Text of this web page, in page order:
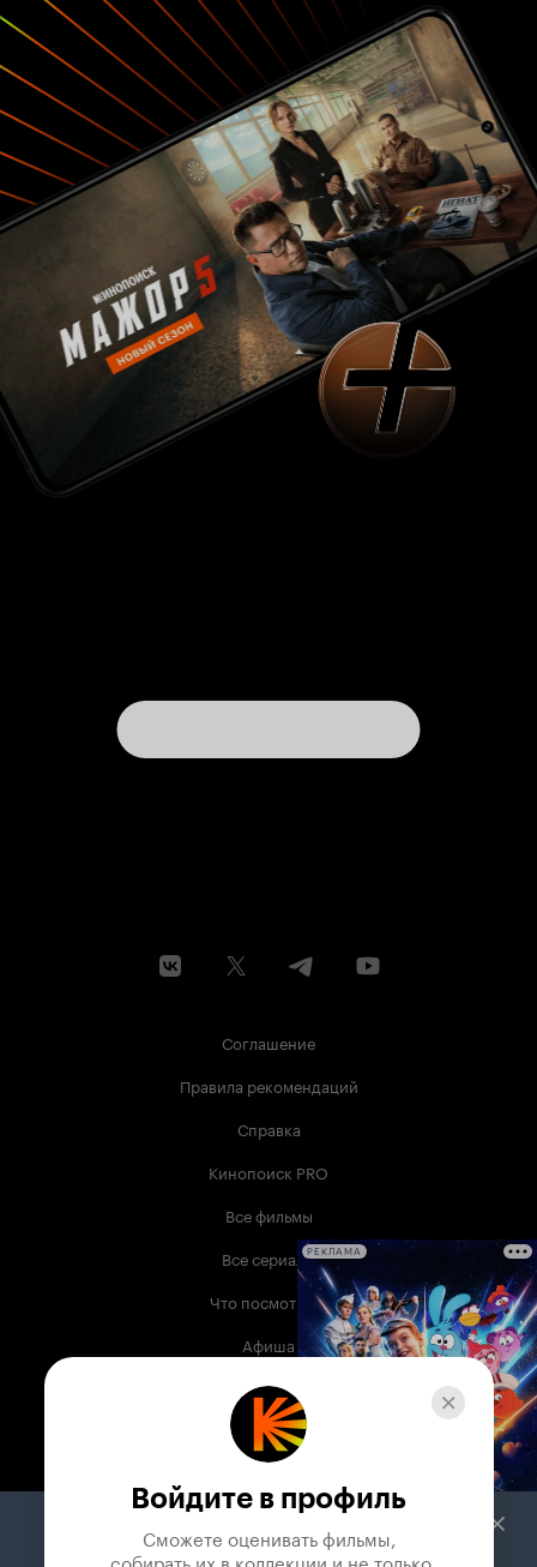
Соглашение
Правила рекомендаций
Справка
Кинопоиск PRO
Все фильмы
Все сериалы
Что посмотреть
Афиша
Музыка
Телепрограмма
Служба поддержки
РЕКЛАМА
Войдите в профиль
Сможете оценивать фильмы,
собирать их в коллекции и не только